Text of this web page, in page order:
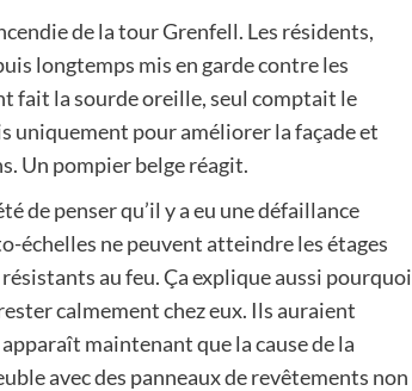
de la tour Grenfell. Les résidents,
longtemps mis en garde contre les
fait la sourde oreille, seul comptait le
uniquement pour améliorer la façade et
Un pompier belge réagit.
de penser qu’il y a eu une défaillance
échelles ne peuvent atteindre les étages
au feu. Ça explique aussi pourquoi
calmement chez eux. Ils auraient
maintenant que la cause de la
avec des panneaux de revêtements non